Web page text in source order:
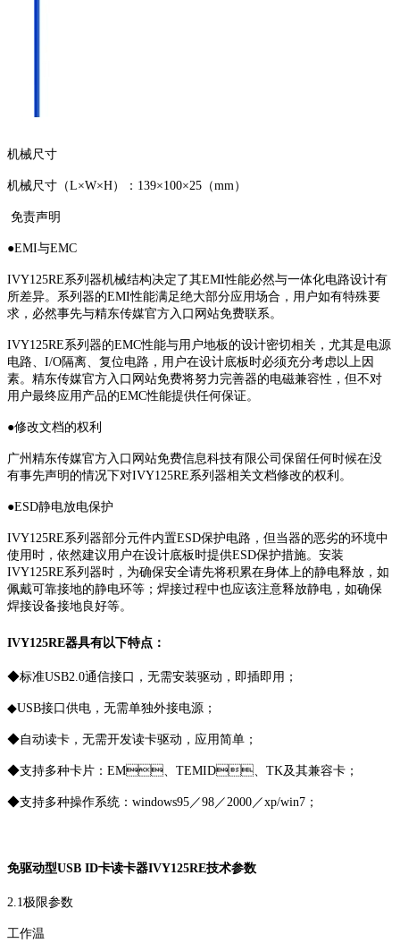
机械尺寸
机械尺寸（L×W×H）：139×100×25（mm）
免责声明
●EMI与EMC
IVY125RE系列器机械结构决定了其EMI性能必然与一体化电路设计有
所差异。系列器的EMI性能满足绝大部分应用场合，用户如有特殊要
求，必然事先与精东传媒官方入口网站免费联系。
IVY125RE系列器的EMC性能与用户地板的设计密切相关，尤其是电源
电路、I/O隔离、复位电路，用户在设计底板时必须充分考虑以上因
素。精东传媒官方入口网站免费将努力完善器的电磁兼容性，但不对
用户最终应用产品的EMC性能提供任何保证。
●修改文档的权利
广州精东传媒官方入口网站免费信息科技有限公司保留任何时候在没
有事先声明的情况下对IVY125RE系列器相关文档修改的权利。
●ESD静电放电保护
IVY125RE系列器部分元件内置ESD保护电路，但当器的恶劣的环境中
使用时，依然建议用户在设计底板时提供ESD保护措施。安装
IVY125RE系列器时，为确保安全请先将积累在身体上的静电释放，如
佩戴可靠接地的静电环等；焊接过程中也应该注意释放静电，如确保
焊接设备接地良好等。
IVY125RE器具有以下特点：
◆标准USB2.0通信接口，无需安装驱动，即插即用；
◆USB接口供电，无需单独外接电源；
◆自动读卡，无需开发读卡驱动，应用简单；
◆支持多种卡片：EM、TEMID、TK及其兼容卡；
◆支持多种操作系统：windows95／98／2000／xp/win7；
免驱动型USB ID卡读卡器IVY125RE技术参数
2.1极限参数
工作温